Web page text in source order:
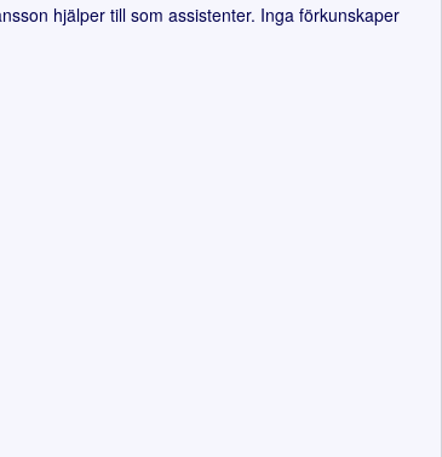
hjälper till som assistenter. Inga förkunskaper